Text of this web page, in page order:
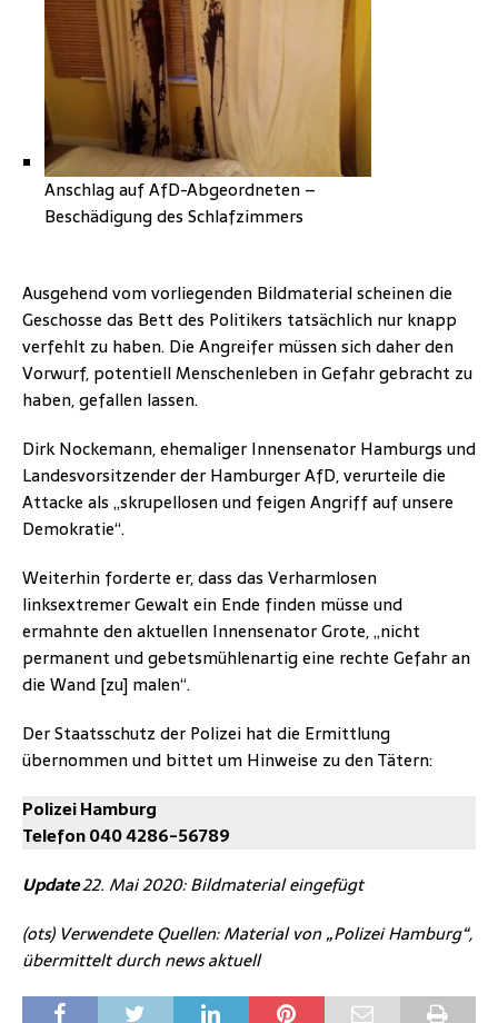
Anschlag auf AfD-Abgeordneten –
Beschädigung des Schlafzimmers
Ausgehend vom vorliegenden Bildmaterial scheinen die
Geschosse das Bett des Politikers tatsächlich nur knapp
verfehlt zu haben. Die Angreifer müssen sich daher den
Vorwurf, potentiell Menschenleben in Gefahr gebracht zu
haben, gefallen lassen.
Dirk Nockemann, ehemaliger Innensenator Hamburgs und
Landesvorsitzender der Hamburger AfD, verurteile die
Attacke als „skrupellosen und feigen Angriff auf unsere
Demokratie“.
Weiterhin forderte er, dass das Verharmlosen
linksextremer Gewalt ein Ende finden müsse und
ermahnte den aktuellen Innensenator Grote, „nicht
permanent und gebetsmühlenartig eine rechte Gefahr an
die Wand [zu] malen“.
Der Staatsschutz der Polizei hat die Ermittlung
übernommen und bittet um Hinweise zu den Tätern:
Polizei Hamburg
Telefon 040 4286-56789
Update22. Mai 2020: Bildmaterial eingefügt
(ots) Verwendete Quellen: Material von „Polizei Hamburg“,
übermittelt durch news aktuell